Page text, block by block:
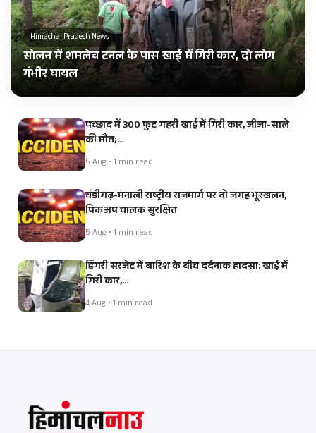
Himachal Pradesh News
सोलन में शमलेच टनल के पास खाई में गिरी कार, दो लोग
गंभीर घायल
पच्छाद में 300 फुट गहरी खाई में गिरी कार, जीजा-साले
की मौत;…
5 Aug • 1 min read
चंडीगढ़-मनाली राष्ट्रीय राजमार्ग पर दो जगह भूस्खलन,
पिकअप चालक सुरक्षित
5 Aug • 1 min read
डिंगरी सरजेट में बारिश के बीच दर्दनाक हादसा: खाई में
गिरी कार,…
4 Aug • 1 min read